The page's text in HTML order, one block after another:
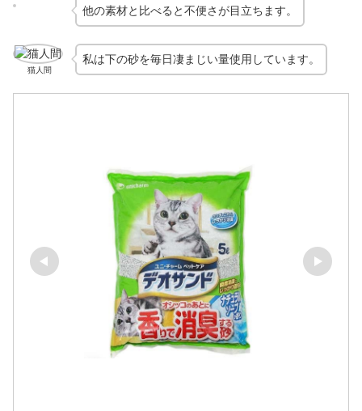
他の素材と比べると不便さが目立ちます。
猫人間
私は下の砂を毎日凄まじい量使用しています。